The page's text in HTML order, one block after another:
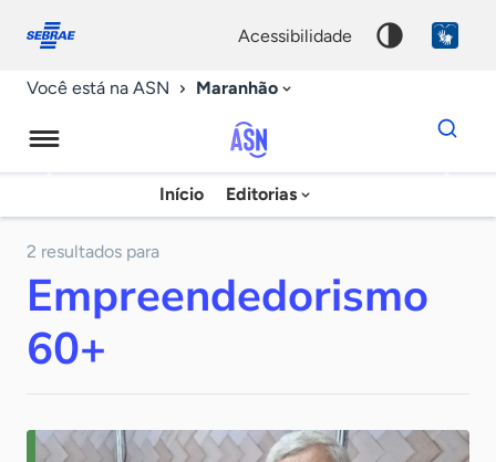
conosco
acessibilidade
Você está na ASN Maranhão
Agência
Sebrae
Notícias
Início Editorias
Dados
para
chave
2 resultados para
Empreendedorismo
60+